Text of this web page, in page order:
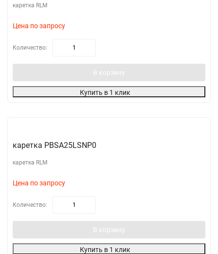
каретка RLM
Цена по запросу
Количество:
В корзину
Купить в 1 клик
каретка PBSA25LSNP0
каретка RLM
Цена по запросу
Количество:
В корзину
Купить в 1 клик